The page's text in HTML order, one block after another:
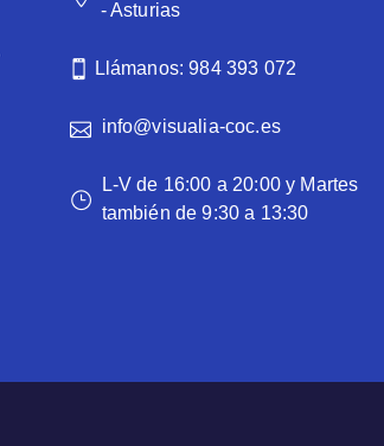
- Asturias
Llámanos: 984 393 072
info@visualia-coc.es
L-V de 16:00 a 20:00 y Martes
también de 9:30 a 13:30